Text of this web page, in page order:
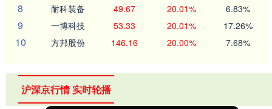
8 耐科装备 49.67 20.01% 6.83%
9 一博科技 53.33 20.01% 17.26%
10 方邦股份 146.16 20.00% 7.68%
沪深京行情 实时轮播